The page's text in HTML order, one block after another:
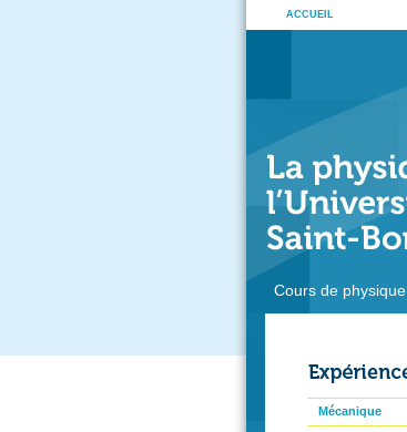
ACCUEIL
Cours de physique
Mécanique